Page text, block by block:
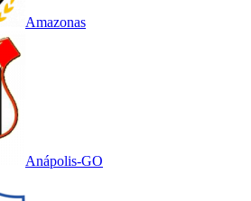
Amazonas
Anápolis-GO